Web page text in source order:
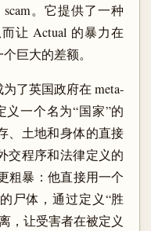
。它提供了一种
让 Actual 的暴力在
巨大的差额。
了英国政府在 meta-
义一个名为“国家”的
、土地和身体的直接
交程序和法律定义的
粗暴：他直接用一个
尸体，通过定义“胜
，让受害者在被定义